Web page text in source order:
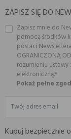
ZAPISZ SIĘ DO
Zapisz mnie do
pomocą środków
postaci
OGRANICZONĄ
rozumieniu
elektroniczną.*
Pokaż pełne
Kupuj bezpiecznie